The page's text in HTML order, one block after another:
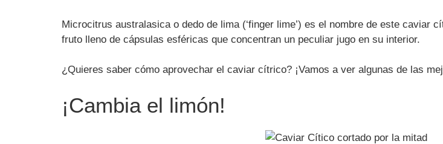
Microcitrus australasica o dedo de lima (‘finger lime’) es el nombre de este caviar
fruto lleno de cápsulas esféricas que concentran un peculiar jugo en su interior.
¿Quieres saber cómo aprovechar el caviar cítrico? ¡Vamos a ver algunas de las
¡Cambia el limón!